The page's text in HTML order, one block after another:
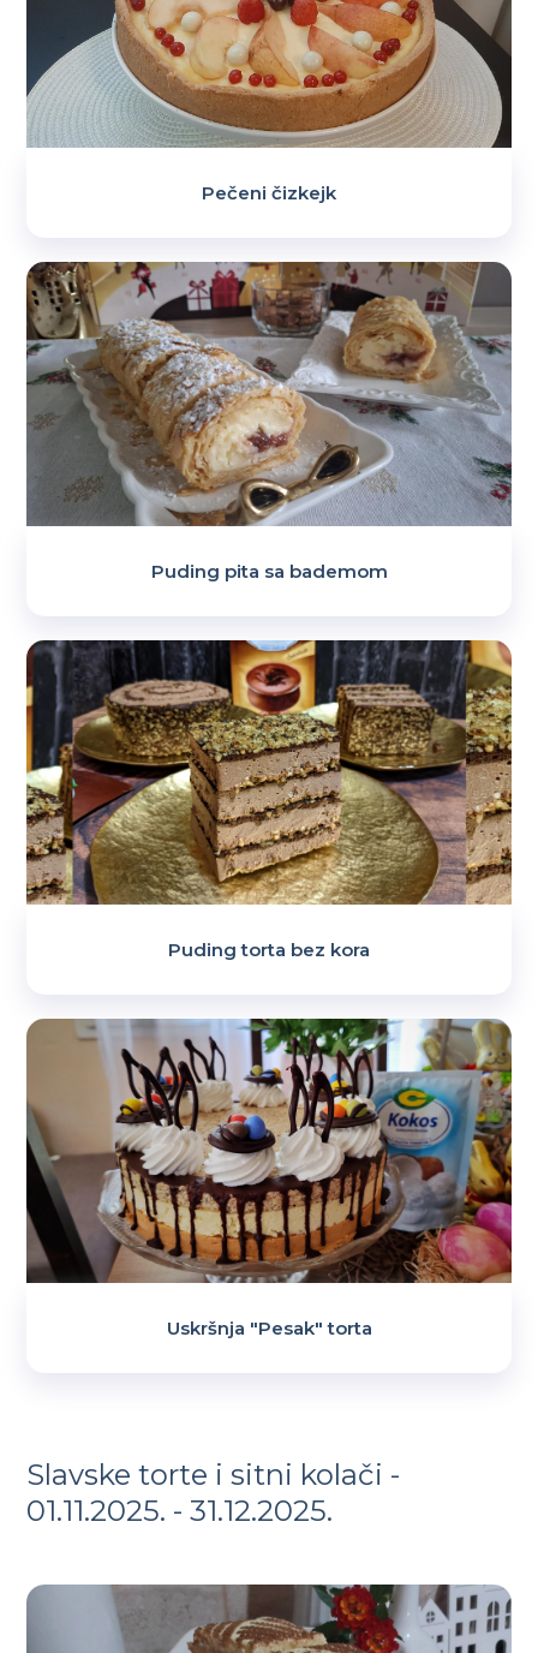
Pečeni čizkejk
Puding pita sa bademom
Puding torta bez kora
Uskršnja "Pesak" torta
Slavske torte i sitni kolači -
01.11.2025. - 31.12.2025.